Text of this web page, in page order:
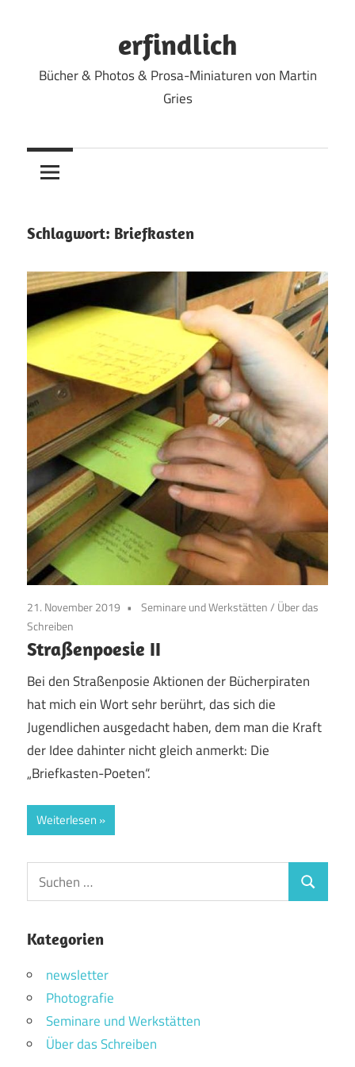
erfindlich
Bücher & Photos & Prosa-Miniaturen von Martin
Gries
Schlagwort: Briefkasten
21. November 2019 Seminare und Werkstätten/ Über das
Schreiben
Straßenpoesie II
Bei den Straßenposie Aktionen der Bücherpiraten
hat mich ein Wort sehr berührt, das sich die
Jugendlichen ausgedacht haben, dem man die Kraft
der Idee dahinter nicht gleich anmerkt: Die
„Briefkasten-Poeten“.
Weiterlesen
Suchen
nach:
Suchen
Kategorien
newsletter
Photografie
Seminare und Werkstätten
Über das Schreiben